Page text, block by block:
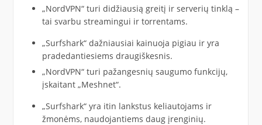
„NordVPN“ turi didžiausią greitį ir serverių tinklą –
tai svarbu streamingui ir torrentams.
„Surfshark“ dažniausiai kainuoja pigiau ir yra
pradedantiesiems draugiškesnis.
„NordVPN“ turi pažangesnių saugumo funkcijų,
įskaitant „Meshnet“.
„Surfshark“ yra itin lankstus keliautojams ir
žmonėms, naudojantiems daug įrenginių.